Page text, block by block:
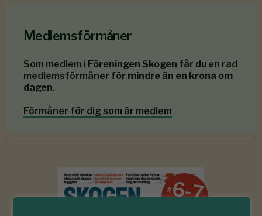
Medlemsförmåner
Som medlem i Föreningen Skogen får du en rad
medlemsförmåner för mindre än en krona om
dagen.
Förmåner för dig som är medlem
#6-7